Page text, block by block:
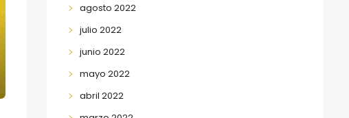
agosto 2022
julio 2022
junio 2022
mayo 2022
abril 2022